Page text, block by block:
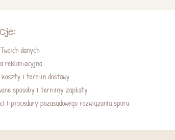
danych
reklamacyjna
koszty i termin dostawy
sposoby i terminy zapłaty
i procedury pozasądowego rozwiązania sporu